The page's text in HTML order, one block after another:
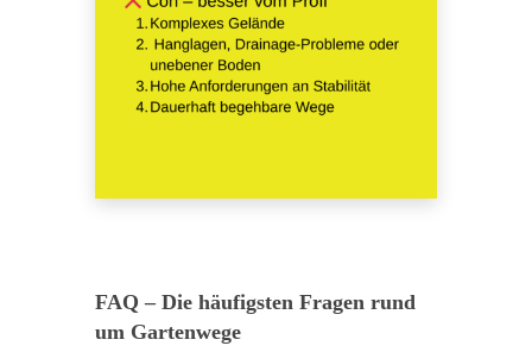
FAQ – Die häufigsten Fragen rund
um Gartenwege